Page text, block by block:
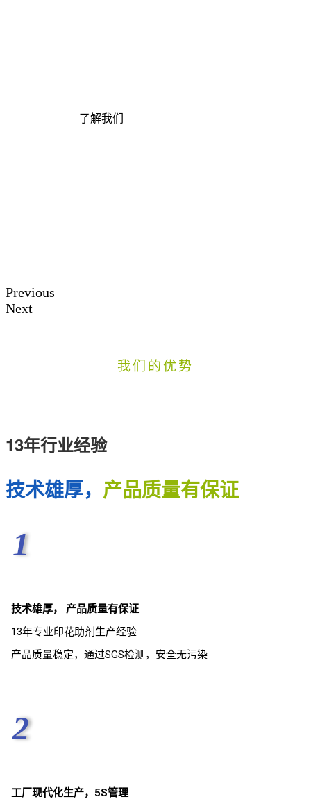
了解我们
Previous
Next
我们的优势
13年行业经验
技术雄厚， 产品质量有保证
1
技术雄厚， 产品质量有保证
13年专业印花助剂生产经验
产品质量稳定，通过SGS检测，安全无污染
2
工厂现代化生产，5S管理